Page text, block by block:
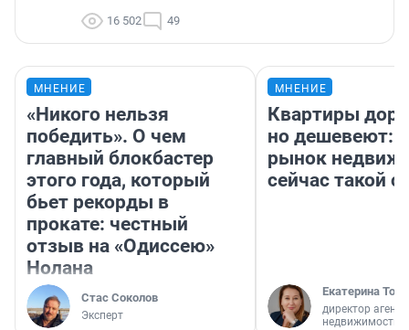
16 502 49
МНЕНИЕ
«Никого нельзя
победить». О чем
главный блокбастер
этого года, который
бьет рекорды в
прокате: честный
отзыв на «Одиссею»
Нолана
Стас Соколов
Эксперт
МНЕНИЕ
Квартиры
но дешевеют:
рынок
сейчас такой
Екатерина
директор
недвижимости